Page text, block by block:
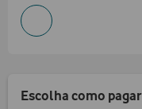
Escolha como pagar